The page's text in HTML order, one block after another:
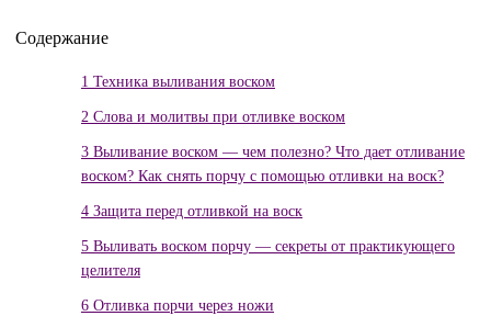
Содержание
1 Техника выливания воском
2 Слова и молитвы при отливке воском
3 Выливание воском — чем полезно? Что дает отливание
воском? Как снять порчу с помощью отливки на воск?
4 Защита перед отливкой на воск
5 Выливать воском порчу — секреты от практикующего
целителя
6 Отливка порчи через ножи